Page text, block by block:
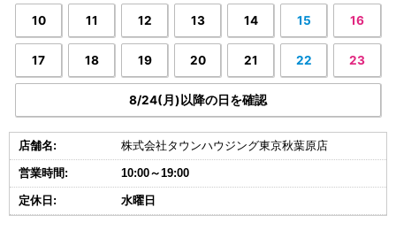
10 11 12 13 14 15 16
17 18 19 20 21 22 23
8/24(月)以降の日を確認
店舗名: 株式会社タウンハウジング東京秋葉原店
営業時間: 10:00～19:00
定休日: 水曜日